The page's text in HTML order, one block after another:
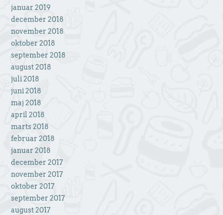
januar 2019
december 2018
november 2018
oktober 2018
september 2018
august 2018
juli 2018
juni 2018
maj 2018
april 2018
marts 2018
februar 2018
januar 2018
december 2017
november 2017
oktober 2017
september 2017
august 2017